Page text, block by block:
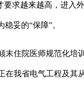
求越来越高，进
妥的“保障”。
院医师规范化培
我省电气工程及